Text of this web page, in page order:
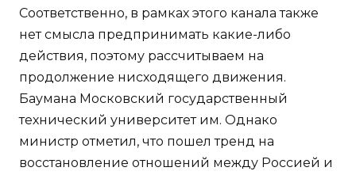
Соответственно, в рамках этого канала также
нет смысла предпринимать какие-либо
действия, поэтому рассчитываем на
продолжение нисходящего движения.
Баумана Московский государственный
технический университет им. Однако
министр отметил, что пошел тренд на
восстановление отношений между Россией и